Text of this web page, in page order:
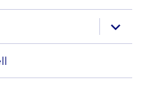
anzeigen